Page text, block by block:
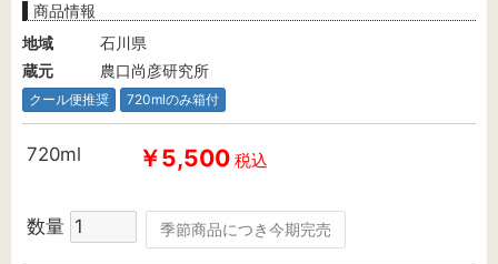
商品情報
地域
石川県
蔵元
農口尚彦研究所
クール便推奨 720mlのみ箱付
720ml ￥5,500 税込
数量 季節商品につき今期完売